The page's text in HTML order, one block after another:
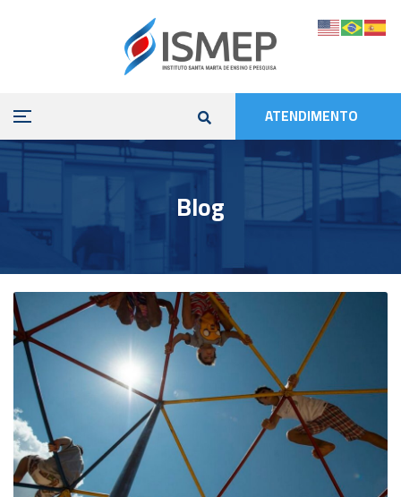
ATENDIMENTO
Blog